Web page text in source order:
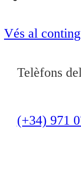
Vés al
Telèfons
(+34) 971
OCI